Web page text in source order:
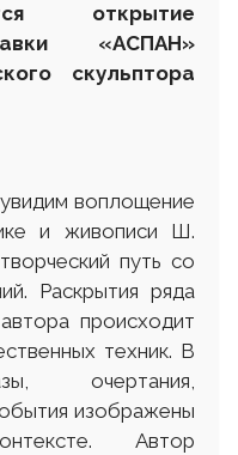
открытие
«АСПАН»
скульптора
воплощение
и живописи Ш.
путь со
Раскрытия ряда
происходит
техник. В
очертания,
изображены
Автор